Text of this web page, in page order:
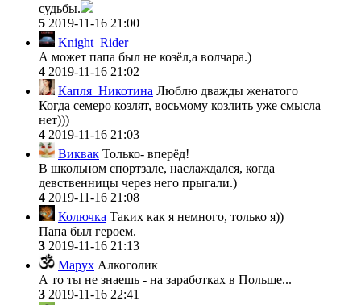
судьбы.
5 2019-11-16 21:00
Knight_Rider
А может папа был не козёл,а волчара.)
4 2019-11-16 21:02
Капля_Никотина Люблю дважды женатого
Когда семеро козлят, восьмому козлить уже смысла
нет)))
4 2019-11-16 21:03
Виквак Только- вперёд!
В школьном спортзале, наслаждался, когда
девственницы через него прыгали.)
4 2019-11-16 21:08
Колючка Таких как я немного, только я))
Папа был героем.
3 2019-11-16 21:13
Mapyx Алкоголик
А то ты не знаешь - на заработках в Польше...
3 2019-11-16 22:41